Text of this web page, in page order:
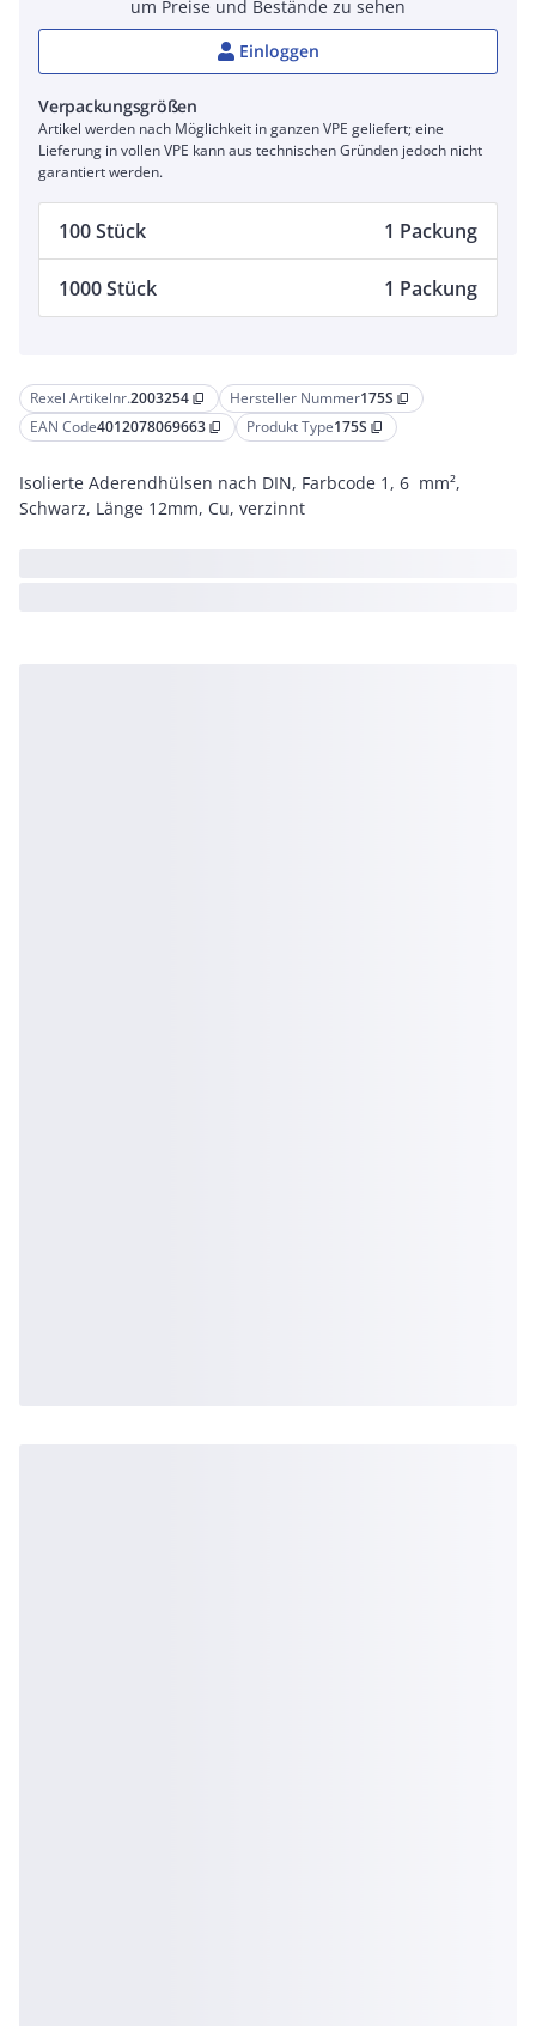
Rexel Artikelnr.2003254 content_copy Hersteller Nummer175S content_copy
EAN Code4012078069663 content_copy Produkt Type175S content_copy
Isolierte Aderendhülsen nach DIN, Farbcode 1, 6 mm²,
Schwarz, Länge 12mm, Cu, verzinnt
um Preise und Bestände zu sehen
Einloggen
Verpackungsgrößen
Artikel werden nach Möglichkeit in ganzen VPE geliefert; eine
Lieferung in vollen VPE kann aus technischen Gründen jedoch nicht
garantiert werden.
100 Stück 1 Packung
1000 Stück 1 Packung